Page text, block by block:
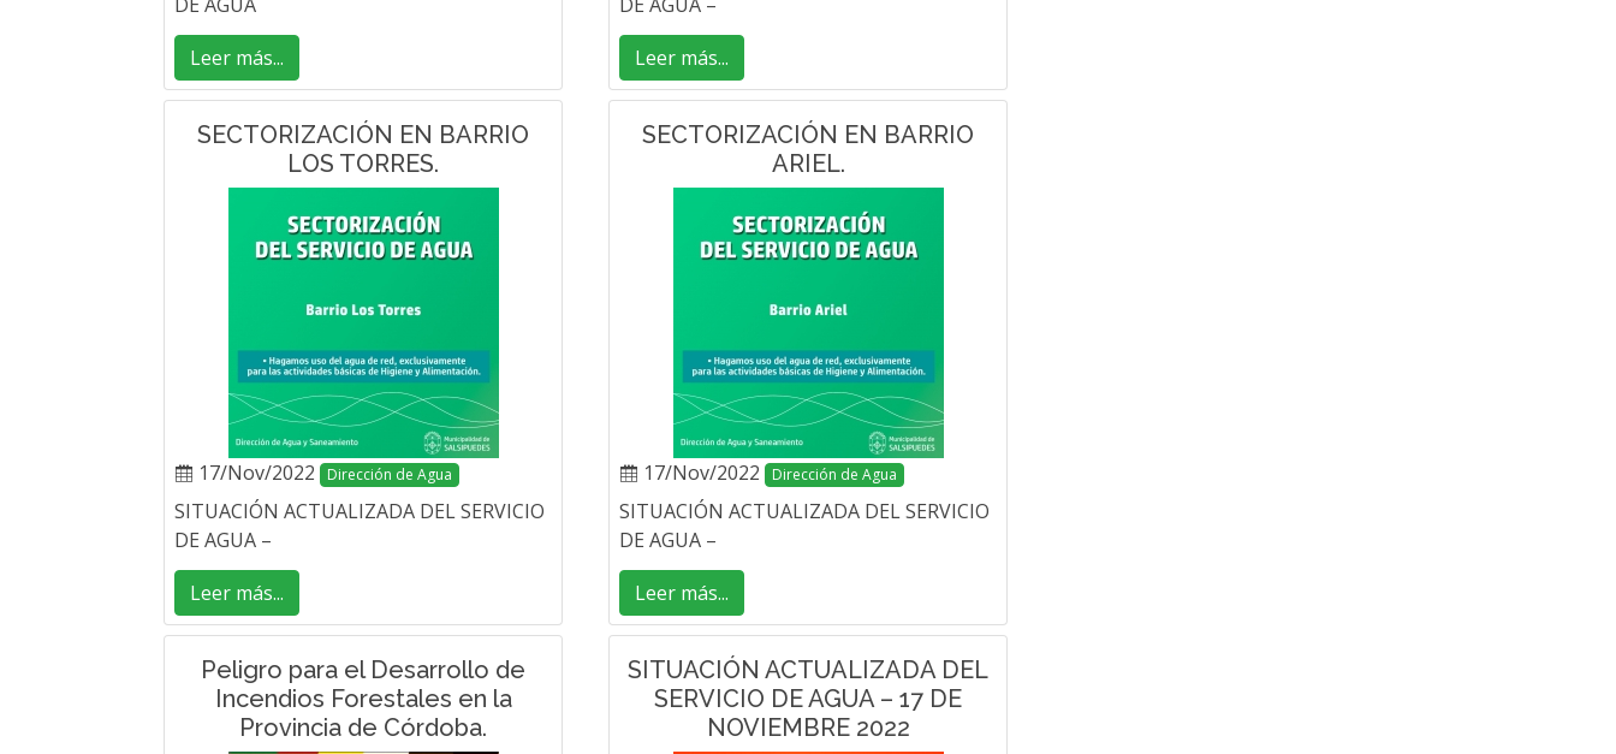
Leer más...
Leer más...
SECTORIZACIÓN EN BARRIO
LOS TORRES.
17/Nov/2022 Dirección de Agua
SITUACIÓN ACTUALIZADA DEL SERVICIO
DE AGUA –
Leer más...
SECTORIZACIÓN EN BARRIO
ARIEL.
17/Nov/2022 Dirección de Agua
SITUACIÓN ACTUALIZADA DEL SERVICIO
DE AGUA –
Leer más...
Peligro para el Desarrollo de
Incendios Forestales en la
Provincia de Córdoba.
SITUACIÓN ACTUALIZADA DEL
SERVICIO DE AGUA – 17 DE
NOVIEMBRE 2022